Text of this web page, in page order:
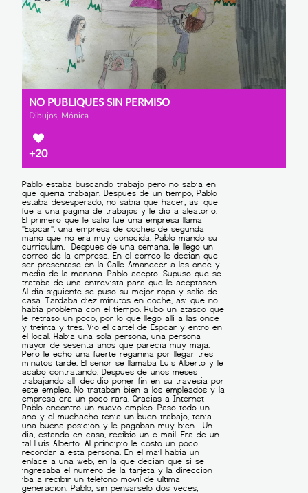
NO PUBLIQUES SIN PERMISO
Dibujos, Mónica
+20